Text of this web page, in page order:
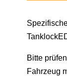
Bitte
Fahrzeug